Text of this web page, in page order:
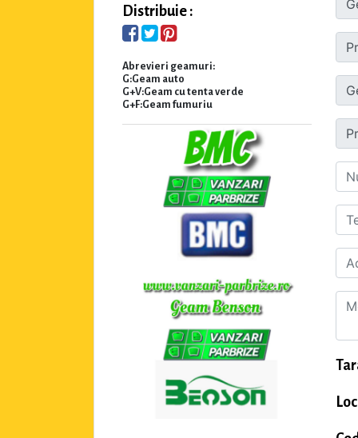
Distribuie :
Abrevieri geamuri:
G:Geam auto
G+V:Geam cu tenta verde
G+F:Geam fumuriu